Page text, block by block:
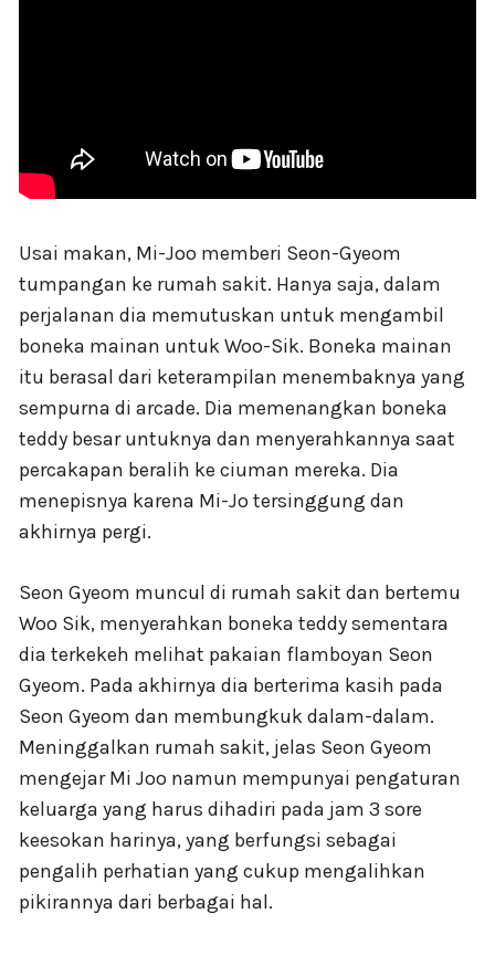
Usai makan, Mi-Joo memberi Seon-Gyeom
tumpangan ke rumah sakit. Hanya saja, dalam
perjalanan dia memutuskan untuk mengambil
boneka mainan untuk Woo-Sik. Boneka mainan
itu berasal dari keterampilan menembaknya yang
sempurna di arcade. Dia memenangkan boneka
teddy besar untuknya dan menyerahkannya saat
percakapan beralih ke ciuman mereka. Dia
menepisnya karena Mi-Jo tersinggung dan
akhirnya pergi.
Seon Gyeom muncul di rumah sakit dan bertemu
Woo Sik, menyerahkan boneka teddy sementara
dia terkekeh melihat pakaian flamboyan Seon
Gyeom. Pada akhirnya dia berterima kasih pada
Seon Gyeom dan membungkuk dalam-dalam.
Meninggalkan rumah sakit, jelas Seon Gyeom
mengejar Mi Joo namun mempunyai pengaturan
keluarga yang harus dihadiri pada jam 3 sore
keesokan harinya, yang berfungsi sebagai
pengalih perhatian yang cukup mengalihkan
pikirannya dari berbagai hal.